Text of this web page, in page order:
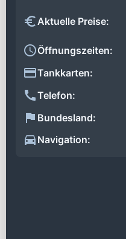
Aktuelle Preise:
Öffnungszeiten:
Tankkarten:
Telefon:
Bundesland:
Navigation: